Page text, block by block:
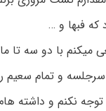
که فبها و …
میکنم با دو سه
و تمام سعیم
توجه نکنم و داشته